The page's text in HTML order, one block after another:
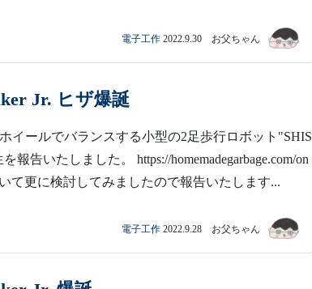
電子工作 2022.9.30 お父ちゃん
Jr. ヒザ爆誕
イールでバランスする小型の2足歩行ロボット"SHIS
報告いたしました。 https://homemadegarbage.com/on
て更に検討してみましたので報告いたします...
電子工作 2022.9.28 お父ちゃん